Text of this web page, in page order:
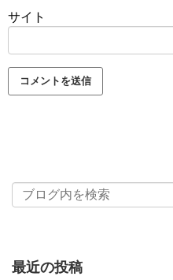
サイト
最近の投稿